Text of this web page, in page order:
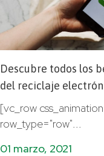
Descubre todos los
del reciclaje
[vc_row
row_type="row"...
01 marzo, 2021